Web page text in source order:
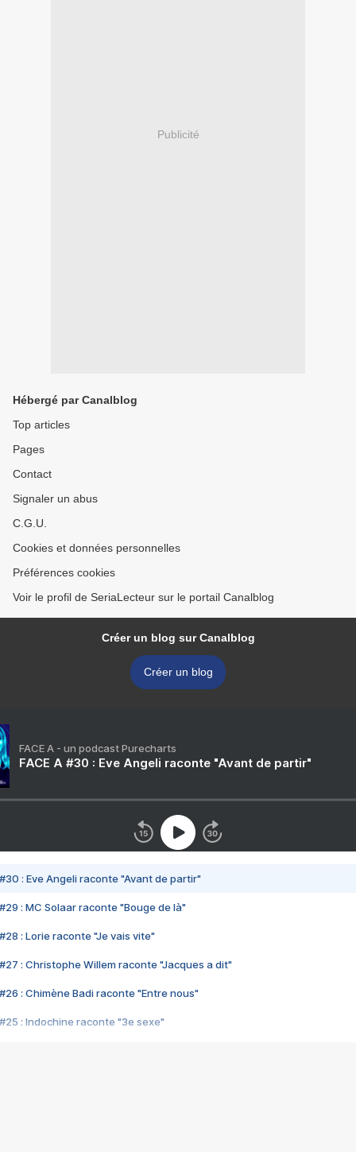
Publicité
Hébergé par Canalblog
Top articles
Pages
Contact
Signaler un abus
C.G.U.
Cookies et données personnelles
Préférences cookies
Voir le profil de SeriaLecteur sur le portail Canalblog
Créer un blog sur Canalblog
Créer un blog
FACE A - un podcast Purecharts
FACE A #30 : Eve Angeli raconte "Avant de partir"
#30 : Eve Angeli raconte "Avant de partir"
#29 : MC Solaar raconte "Bouge de là"
#28 : Lorie raconte "Je vais vite"
#27 : Christophe Willem raconte "Jacques a dit"
#26 : Chimène Badi raconte "Entre nous"
#25 : Indochine raconte "3e sexe"